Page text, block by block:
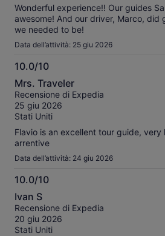
Wonderful experience!! Our guides
awesome! And our driver, Marco, did
we needed to be!
Data dell’attività: 25 giu 2026
10.0/10
10.0
su
10
Mrs. Traveler
Recensione di Expedia
25 giu 2026
Stati Uniti
Flavio is an excellent tour guide,
arrentive
Data dell’attività: 24 giu 2026
10.0/10
10.0
su
10
Ivan S
Recensione di Expedia
20 giu 2026
Stati Uniti